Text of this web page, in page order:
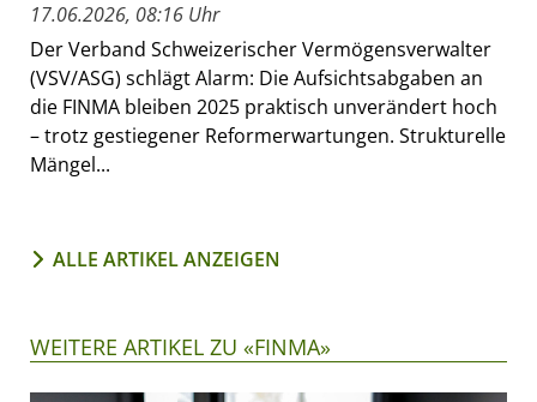
17.06.2026, 08:16 Uhr
Der Verband Schweizerischer Vermögensverwalter
(VSV/ASG) schlägt Alarm: Die Aufsichtsabgaben an
die FINMA bleiben 2025 praktisch unverändert hoch
– trotz gestiegener Reformerwartungen. Strukturelle
Mängel...
ALLE ARTIKEL ANZEIGEN
WEITERE ARTIKEL ZU «FINMA»